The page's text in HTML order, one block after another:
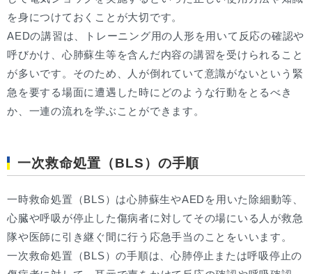
を身につけておくことが大切です。
AEDの講習は、トレーニング用の人形を用いて反応の確認や
呼びかけ、心肺蘇生等を含んだ内容の講習を受けられること
が多いです。そのため、人が倒れていて意識がないという緊
急を要する場面に遭遇した時にどのような行動をとるべき
か、一連の流れを学ぶことができます。
一次救命処置（BLS）の手順
一時救命処置（BLS）は心肺蘇生やAEDを用いた除細動等、
心臓や呼吸が停止した傷病者に対してその場にいる人が救急
隊や医師に引き継ぐ間に行う応急手当のことをいいます。
一次救命処置（BLS）の手順は、心肺停止または呼吸停止の